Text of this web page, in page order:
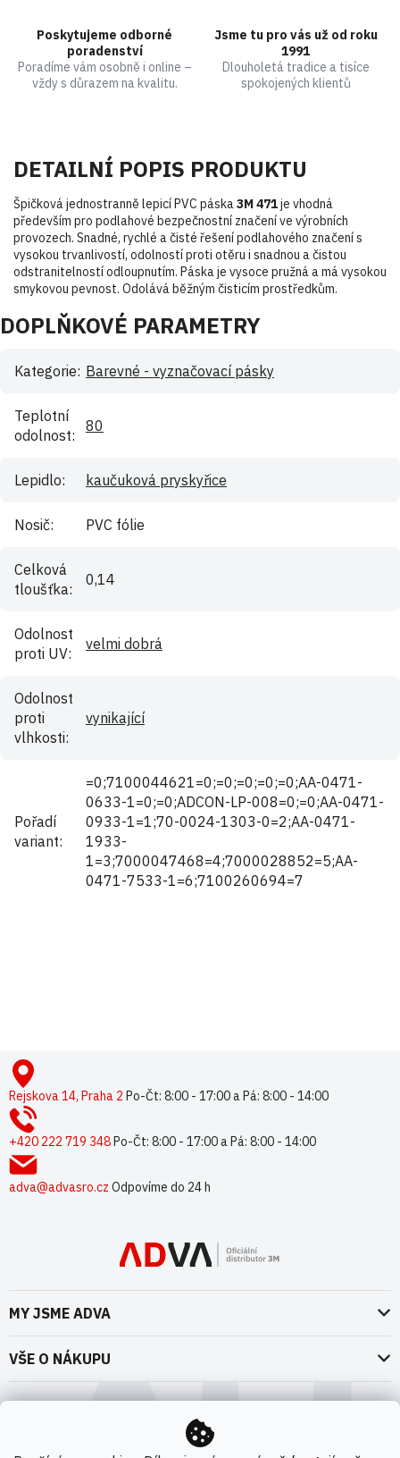
Poskytujeme odborné
poradenství
Poradíme vám osobně i online –
vždy s důrazem na kvalitu.
Jsme tu pro vás už od roku
1991
Dlouholetá tradice a tisíce
spokojených klientů
DETAILNÍ POPIS PRODUKTU
Špičková jednostranně lepicí PVC páska3M 471je vhodná
především pro podlahové bezpečnostní značení ve výrobních
provozech. Snadné, rychlé a čisté řešení podlahového značení s
vysokou trvanlivostí, odolností proti otěru i snadnou a čistou
odstranitelností odloupnutím. Páska je vysoce pružná a má vysokou
smykovou pevnost. Odolává běžným čisticím prostředkům.
DOPLŇKOVÉ PARAMETRY
Kategorie: Barevné - vyznačovací pásky
Teplotní
odolnost:
80
Lepidlo: kaučuková pryskyřice
Nosič: PVC fólie
Celková
tloušťka:
0,14
Odolnost
proti UV:
velmi dobrá
Odolnost
proti
vlhkosti:
vynikající
Pořadí
variant:
=0;7100044621=0;=0;=0;=0;=0;AA-0471-
0633-1=0;=0;ADCON-LP-008=0;=0;AA-0471-
0933-1=1;70-0024-1303-0=2;AA-0471-
1933-
1=3;7000047468=4;7000028852=5;AA-
0471-7533-1=6;7100260694=7
pRejskova 14, Praha 2 Po-Čt: 8:00 - 17:00 a Pá: 8:00 - 14:00
+420 222 719 348Po-Čt: 8:00 - 17:00 a Pá: 8:00 - 14:00
adva@advasro.cz Odpovíme do 24 h
MY JSME ADVA
O nás
Naše dokumenty
VŠE O NÁKUPU
Doprava a platba
VOP pro spotřebitele - fyzické osoby
Možnosti platby